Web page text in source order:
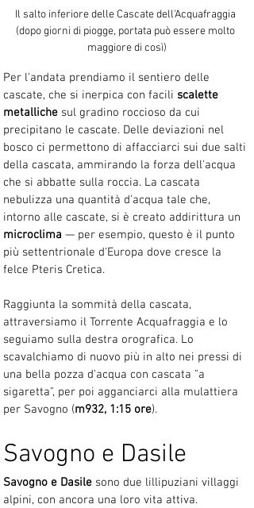
Il salto inferiore delle Cascate dell'Acquafraggia
(dopo giorni di piogge, portata può essere molto
maggiore di così)
Per l'andata prendiamo il sentiero delle
cascate, che si inerpica con facili scalette
metalliche sul gradino roccioso da cui
precipitano le cascate. Delle deviazioni nel
bosco ci permettono di affacciarci sui due salti
della cascata, ammirando la forza dell'acqua
che si abbatte sulla roccia. La cascata
nebulizza una quantità d'acqua tale che,
intorno alle cascate, si è creato addirittura un
microclima — per esempio, questo è il punto
più settentrionale d'Europa dove cresce la
felce Pteris Cretica.
Raggiunta la sommità della cascata,
attraversiamo il Torrente Acquafraggia e lo
seguiamo sulla destra orografica. Lo
scavalchiamo di nuovo più in alto nei pressi di
una bella pozza d'acqua con cascata "a
sigaretta", per poi agganciarci alla mulattiera
per Savogno (m932, 1:15 ore).
Savogno e Dasile
Savogno e Dasile sono due lillipuziani villaggi
alpini, con ancora una loro vita attiva.